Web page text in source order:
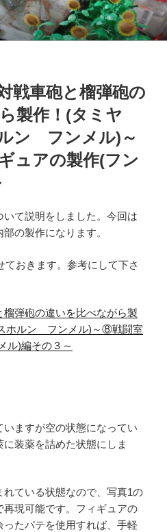
戦車砲と榴弾砲の
製作！(タミヤ
ン フンメル)～
ュアの製作(フン
て説明をしました。今回は
の製作になります。
ておきます。参考にして下さ
榴弾砲の違いを比べながら製
ルン フンメル)～⑧戦闘室
ル)編その３～
ますが空の状態になってい
装薬を詰めた状態にしま
ている状態なので、写真1の
再現可能です。フィギュアの
たパテを使用すれば、手軽